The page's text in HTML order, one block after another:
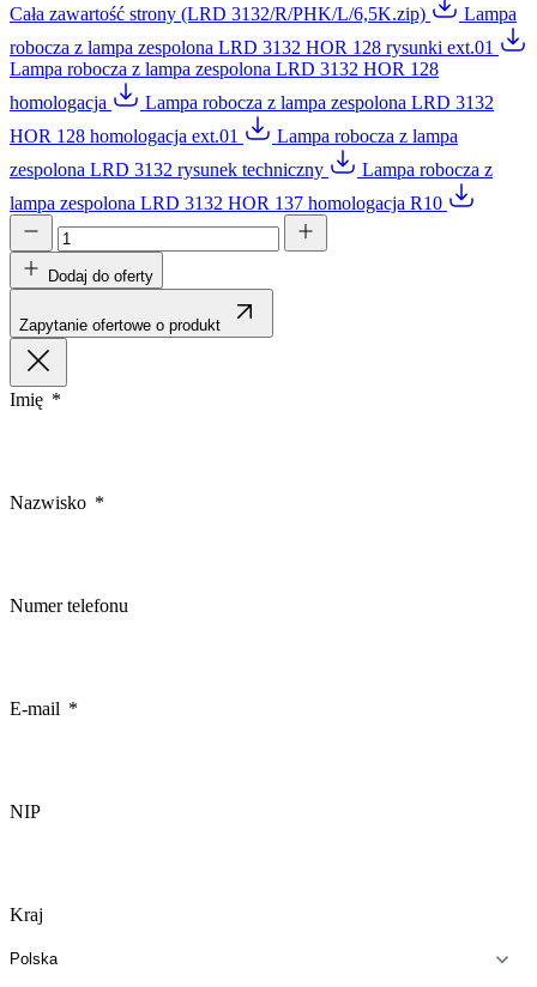
Cała zawartość strony (LRD 3132/R/PHK/L/6,5K.zip)
Lampa
robocza z lampa zespolona LRD 3132 HOR 128 rysunki ext.01
Lampa robocza z lampa zespolona LRD 3132 HOR 128
homologacja
Lampa robocza z lampa zespolona LRD 3132
HOR 128 homologacja ext.01
Lampa robocza z lampa
zespolona LRD 3132 rysunek techniczny
Lampa robocza z
lampa zespolona LRD 3132 HOR 137 homologacja R10
Dodaj do oferty
Zapytanie ofertowe o produkt
Imię
Nazwisko
Numer telefonu
E-mail
NIP
Kraj